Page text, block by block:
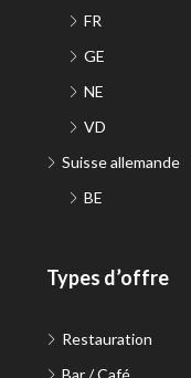
FR
GE
NE
VD
Suisse allemande
BE
Types d’offre
Restauration
Bar / Café